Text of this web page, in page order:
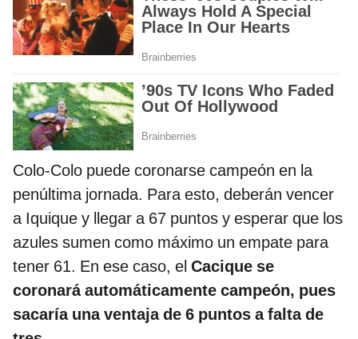
Colo-Colo puede coronarse campeón en la
penúltima jornada. Para esto, deberán vencer
a Iquique y llegar a 67 puntos y esperar que los
azules sumen como máximo un empate para
tener 61. En ese caso, el Cacique se
coronará automáticamente campeón, pues
sacaría una ventaja de 6 puntos a falta de